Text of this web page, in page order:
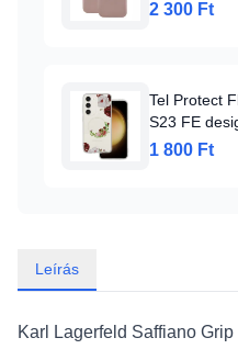
2 300 Ft
Tel Protect
S23 FE
1 800 Ft
Leírás
Karl Lagerfeld Saffiano